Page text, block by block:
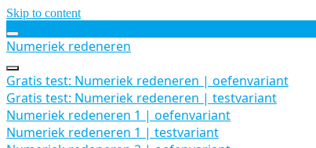
Skip to content
Numeriek redeneren
Uitbreiden
Numeriek
redeneren
Gratis test: Numeriek redeneren | oefenvariant
Gratis test: Numeriek redeneren | testvariant
Numeriek redeneren 1 | oefenvariant
Numeriek redeneren 1 | testvariant